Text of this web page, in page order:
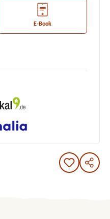
E-Book